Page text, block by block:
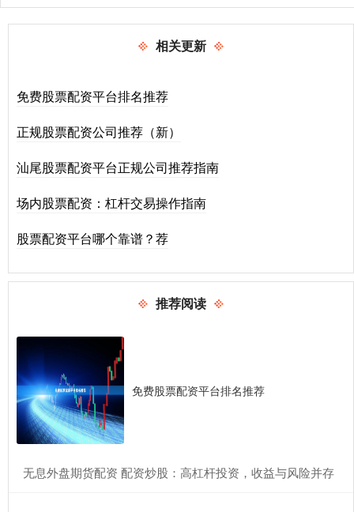
相关更新
免费股票配资平台排名推荐
正规股票配资公司推荐（新）
汕尾股票配资平台正规公司推荐指南
场内股票配资：杠杆交易操作指南
股票配资平台哪个靠谱？荐
推荐阅读
免费股票配资平台排名推荐
​无息外盘期货配资 配资炒股：高杠杆投资，收益与风险并存